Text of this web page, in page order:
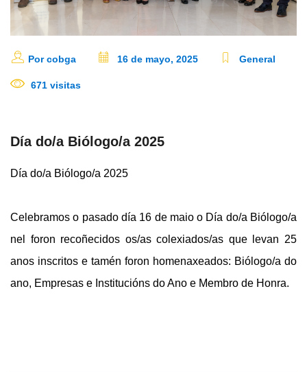
Por cobga 16 de mayo, 2025 General
671 visitas
Día do/a Biólogo/a 2025
Día do/a Biólogo/a 2025
Celebramos o pasado día 16 de maio o Día do/a Biólogo/a
nel foron recoñecidos os/as colexiados/as que levan 25
anos inscritos e tamén foron homenaxeados: Biólogo/a do
ano, Empresas e Institucións do Ano e Membro de Honra.